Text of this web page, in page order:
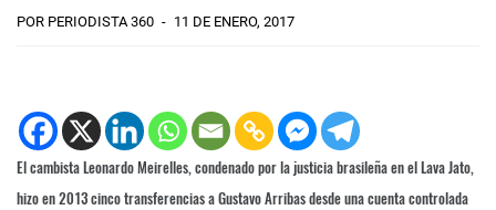
POR PERIODISTA 360 11 DE ENERO, 2017
El cambista Leonardo Meirelles, condenado por la justicia brasileña en el Lava Jato,
hizo en 2013 cinco transferencias a Gustavo Arribas desde una cuenta controlada